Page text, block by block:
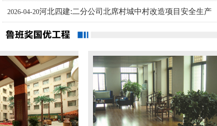
础设施综合提升建设项目第二标段
2026-04-20河北四建:二分公司北席村城中村改造项目安全生产
树标杆